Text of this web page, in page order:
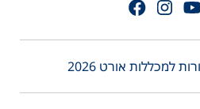
למכללות אורט 2026